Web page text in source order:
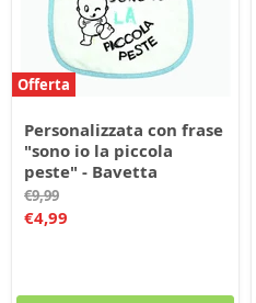
Offerta
Personalizzata con frase
"sono io la piccola
peste" - Bavetta
Prezzo
originale
€9,99
Prezzo
€4,99